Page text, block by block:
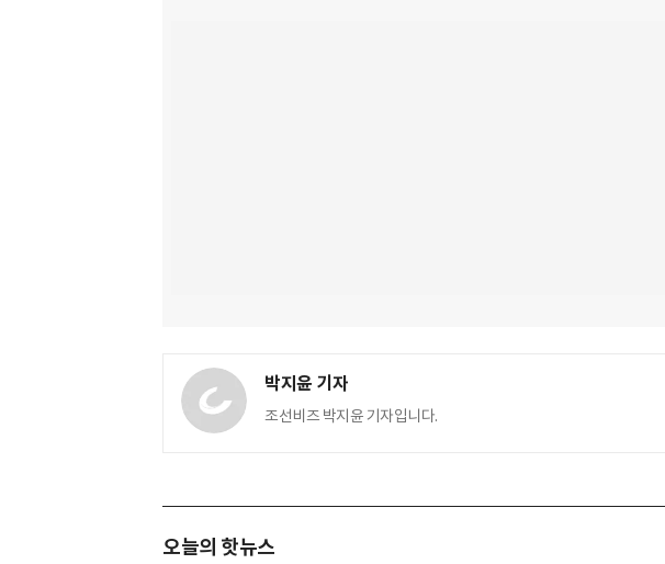
박지윤 기자
조선비즈 박지윤 기자입니다.
오늘의 핫뉴스